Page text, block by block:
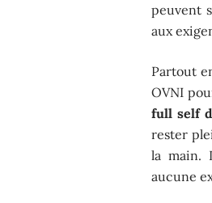
peuvent
aux
Partout
OVNI
full self
rester
la main.
aucune